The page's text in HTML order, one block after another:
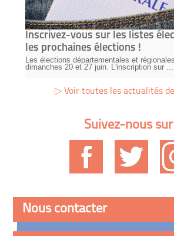
Inscrivez-vous sur les listes
les prochaines élections !
Les élections départementales et
dimanches 20 et 27 juin. L'inscription sur ...
Voir toutes les actualités
Suivez-nous
Nous contacter